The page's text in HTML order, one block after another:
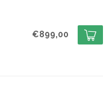
€899,00